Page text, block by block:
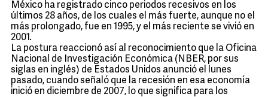
México ha registrado cinco periodos recesivos en los
últimos 28 años, de los cuales el más fuerte, aunque no el
más prolongado, fue en 1995, y el más reciente se vivió en
2001.
La postura reaccionó así al reconocimiento que la Oficina
Nacional de Investigación Económica (NBER, por sus
siglas en inglés) de Estados Unidos anunció el lunes
pasado, cuando señaló que la recesión en esa economía
inició en diciembre de 2007, lo que significa para los